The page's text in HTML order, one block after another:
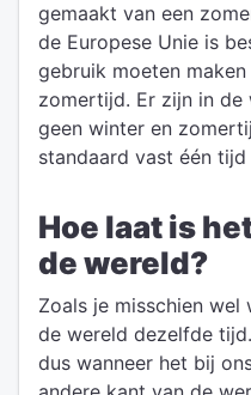
gemaakt van een
de Europese Unie is
gebruik moeten
zomertijd. Er zijn in de
geen winter en
standaard vast één
Hoe laat is
de wereld?
Zoals je misschien
de wereld dezelfde
dus wanneer het bij